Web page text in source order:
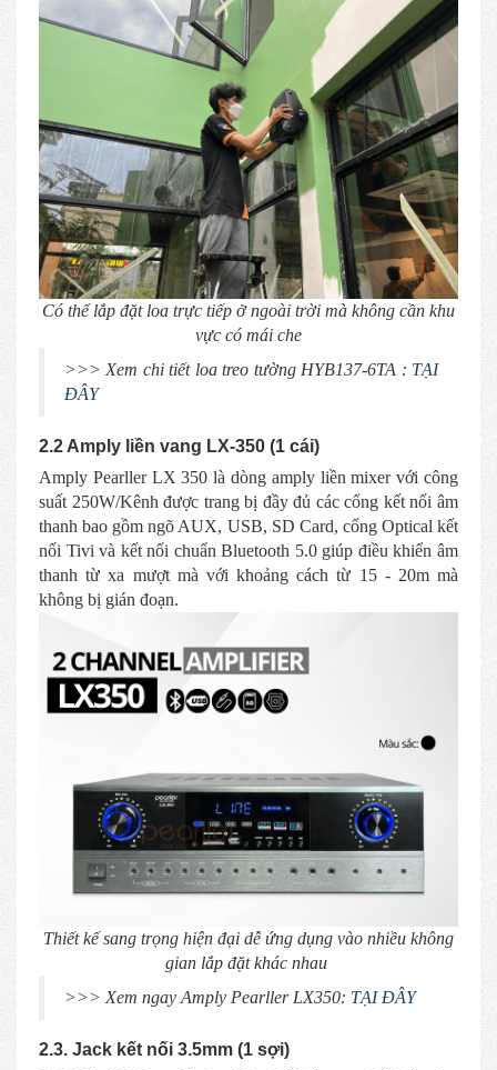
Có thể lắp đặt loa trực tiếp ở ngoài trời mà không cần khu
vực có mái che
>>> Xem chi tiết loa treo tường HYB137-6TA : TẠI
ĐÂY
2.2 Amply liền vang LX-350 (1 cái)
Amply Pearller LX 350 là dòng amply liền mixer với công
suất 250W/Kênh được trang bị đầy đủ các cổng kết nối âm
thanh bao gồm ngõ AUX, USB, SD Card, cổng Optical kết
nối Tivi và kết nối chuẩn Bluetooth 5.0 giúp điều khiển âm
thanh từ xa mượt mà với khoảng cách từ 15 - 20m mà
không bị gián đoạn.
Thiết kế sang trọng hiện đại dễ ứng dụng vào nhiều không
gian lắp đặt khác nhau
>>> Xem ngay Amply Pearller LX350: TẠI ĐÂY
2.3. Jack kết nối 3.5mm (1 sợi)